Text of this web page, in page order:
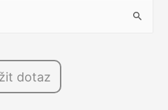
dotaz